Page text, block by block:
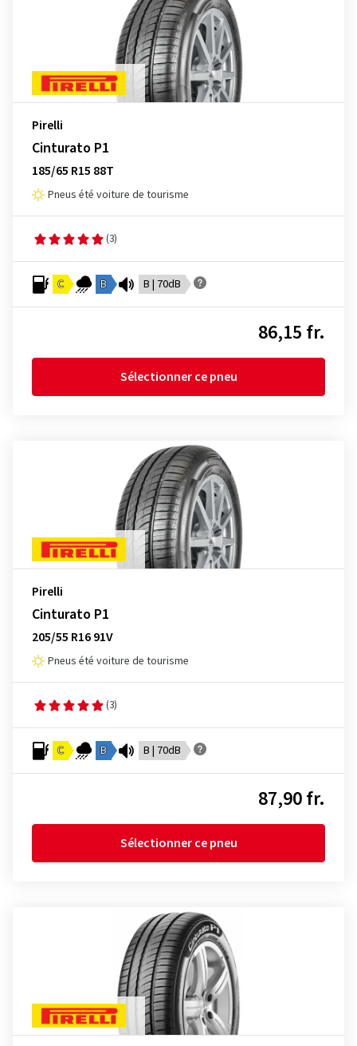
Pirelli
Cinturato P1
185/65 R15 88T
Pneus été voiture de tourisme
(3)
C B B | 70dB
86,15 fr.
Sélectionner ce pneu
Pirelli
Cinturato P1
205/55 R16 91V
Pneus été voiture de tourisme
(3)
C B B | 70dB
87,90 fr.
Sélectionner ce pneu